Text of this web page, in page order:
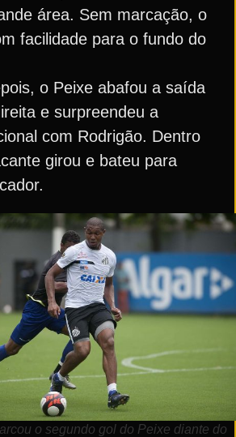
área. Sem marcação, o
facilidade para o fundo do
o Peixe abafou a saída
e surpreendeu a
com Rodrigão. Dentro
girou e bateu para
o segundo gol do Peixe diante do